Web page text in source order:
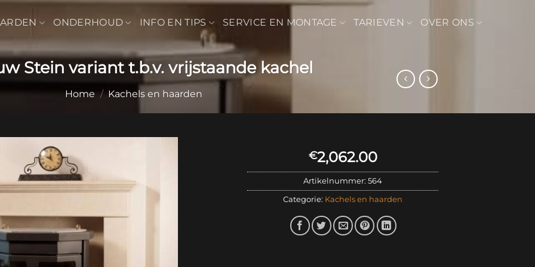
ONDERHOUD INFO EN TIPS SERVICE EN MONTAGE TARIEVEN OVER ONS
Stein variant t.b.v. vrijstaande kachel
Home / Kachels en haarden
€2,062.00
Artikelnummer: 564
Categorie: Kachels en haarden